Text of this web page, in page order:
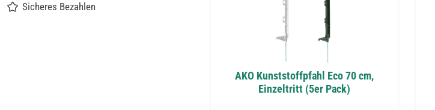
Sicheres Bezahlen
AKO Kunststoffpfahl Eco 70 cm,
Einzeltritt (5er Pack)